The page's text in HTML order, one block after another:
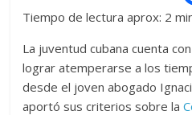
Tiempo de lectura aprox: 2
La juventud cubana cuenta
lograr atemperarse a los
desde el joven abogado
aportó sus criterios sobre la